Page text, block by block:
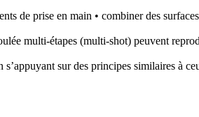
de prise en main • combiner des
multi-étapes (multi-shot) peuvent
sur des principes similaires à